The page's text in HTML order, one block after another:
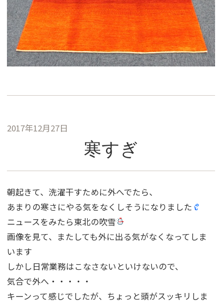
2017年12月27日
寒すぎ
朝起きて、洗濯干すために外へでたら、
あまりの寒さにやる気をなくしそうになりました
ニュースをみたら東北の吹雪
画像を見て、またしても外に出る気がなくなってしま
います
しかし日常業務はこなさないといけないので、
気合で外へ・・・・・
キーンって感じでしたが、ちょっと頭がスッキリしま